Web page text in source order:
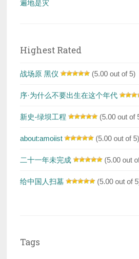
遍地是灾
Highest Rated
战场原 黑仪 (5.00 out of 5)
序·为什么不要出生在这个年代
新史-绿坝工程 (5.00 out of
about:amoiist (5.00 out of 5)
二十一年未完成 (5.00 out
给中国人扫墓 (5.00 out of
Tags